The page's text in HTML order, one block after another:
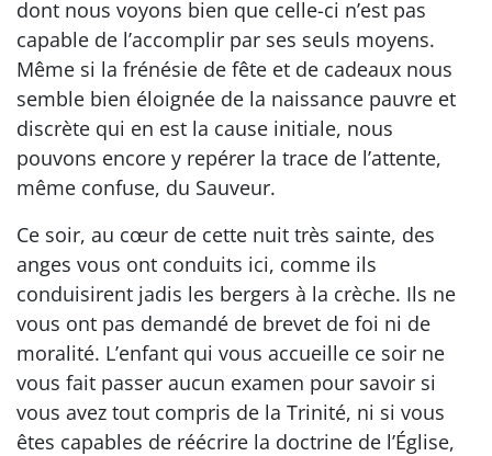
dont nous voyons bien que celle-ci n’est pas
capable de l’accomplir par ses seuls moyens.
Même si la frénésie de fête et de cadeaux nous
semble bien éloignée de la naissance pauvre et
discrète qui en est la cause initiale, nous
pouvons encore y repérer la trace de l’attente,
même confuse, du Sauveur.
Ce soir, au cœur de cette nuit très sainte, des
anges vous ont conduits ici, comme ils
conduisirent jadis les bergers à la crèche. Ils ne
vous ont pas demandé de brevet de foi ni de
moralité. L’enfant qui vous accueille ce soir ne
vous fait passer aucun examen pour savoir si
vous avez tout compris de la Trinité, ni si vous
êtes capables de réécrire la doctrine de l’Église,